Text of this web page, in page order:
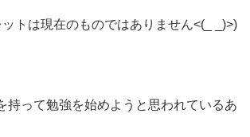
トは現在のものではありません<(_ _)>)
持って勉強を始めようと思われているあ